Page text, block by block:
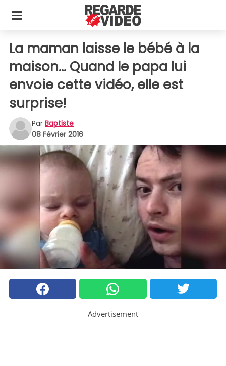
La maman laisse le bébé à la
maison... Quand le papa lui
envoie cette vidéo, elle est
surprise!
Par Baptiste
08 Février 2016
Advertisement